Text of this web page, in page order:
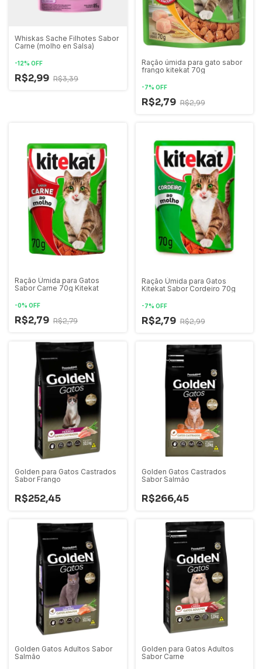
Whiskas Sache Filhotes Sabor
Carne (molho en Salsa)
-12% OFF
R$2,99 R$3,39
Ração úmida para gato sabor
frango kitekat 70g
-7% OFF
R$2,79 R$2,99
Ração Úmida para Gatos
Sabor Carne 70g Kitekat
-0% OFF
R$2,79 R$2,79
Ração Úmida para Gatos
Kitekat Sabor Cordeiro 70g
-7% OFF
R$2,79 R$2,99
Golden para Gatos Castrados
Sabor Frango
R$252,45
Golden Gatos Castrados
Sabor Salmão
R$266,45
Golden Gatos Adultos Sabor
Salmão
Golden para Gatos Adultos
Sabor Carne